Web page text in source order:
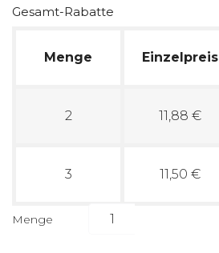
Gesamt-Rabatte
Menge Einzelpreis
2 11,88 €
3 11,50 €
Menge